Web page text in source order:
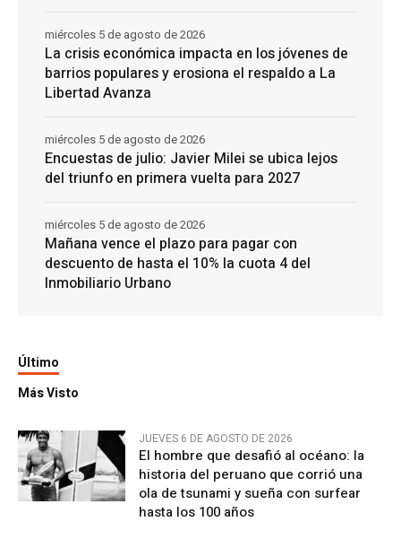
La crisis económica impacta en los jóvenes de
barrios populares y erosiona el respaldo a La
Libertad Avanza
miércoles 5 de agosto de 2026
Encuestas de julio: Javier Milei se ubica lejos
del triunfo en primera vuelta para 2027
miércoles 5 de agosto de 2026
Mañana vence el plazo para pagar con
descuento de hasta el 10% la cuota 4 del
Inmobiliario Urbano
miércoles 5 de agosto de 2026
Último
Más Visto
JUEVES 6 DE AGOSTO DE 2026
El hombre que desafió al océano: la
historia del peruano que corrió una
ola de tsunami y sueña con surfear
hasta los 100 años